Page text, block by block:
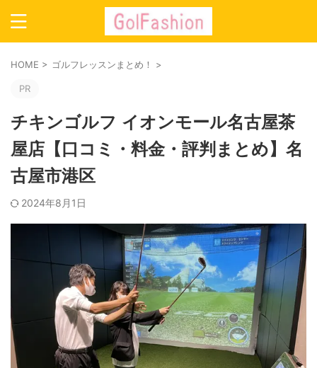
HOME > ゴルフレッスンまとめ！ >
PR
チキンゴルフ イオンモール名古屋茶
屋店【口コミ・料金・評判まとめ】名
古屋市港区
2024年8月1日